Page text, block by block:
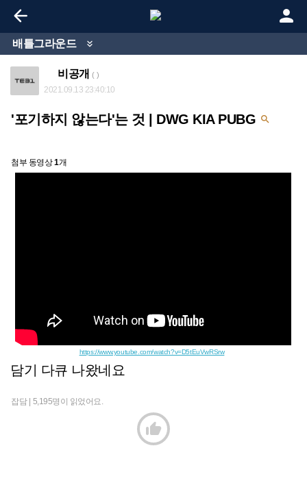
 
배틀그라운드 
비공개 ( )
2021.09.13 23:40:10
'포기하지 않는다'는 것 | DWG KIA PUBG 
첨부 동영상1개
https://www.youtube.com/watch?v=D5tEuVwRSrw
담기 다큐 나왔네요
잡담 | 5,195명이 읽었어요.
